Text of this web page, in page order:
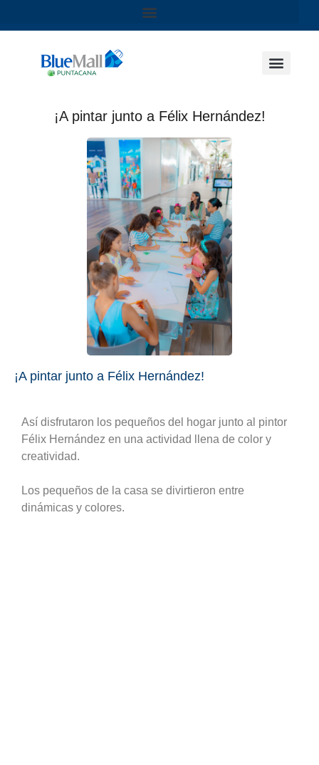
¡A pintar junto a Félix Hernández!
¡A pintar junto a Félix Hernández!
Así disfrutaron los pequeños del hogar junto al pintor
Félix Hernández en una actividad llena de color y
creatividad. ⁠
Los pequeños de la casa se divirtieron entre
dinámicas y colores.